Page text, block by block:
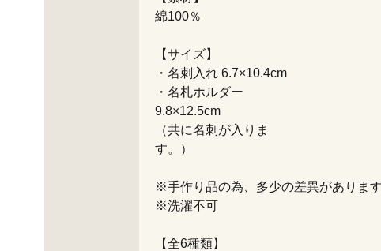
綿100％
【サイズ】
・名刺入れ 6.7×10.4cm
・名札ホルダー
9.8×12.5cm
（共に名刺が入りま
す。
※手作り品の為、多少の差異があります
※洗濯不可
【全6種類】